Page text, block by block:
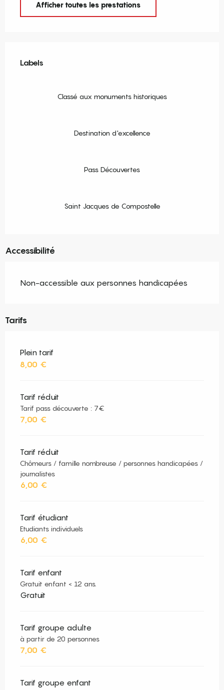
Afficher toutes les prestations
Labels
Labels
Classé aux monuments historiques
Destination d'excellence
Pass Découvertes
Saint Jacques de Compostelle
Accessibilité
Non-accessible aux personnes handicapées
Tarifs
Plein tarif
8,00 €
Tarif réduit
Tarif pass découverte : 7€
7,00 €
Tarif réduit
Chômeurs / famille nombreuse / personnes handicapées /
journalistes
6,00 €
Tarif étudiant
Etudiants individuels
6,00 €
Tarif enfant
Gratuit enfant < 12 ans.
Gratuit
Tarif groupe adulte
à partir de 20 personnes
7,00 €
Tarif groupe enfant